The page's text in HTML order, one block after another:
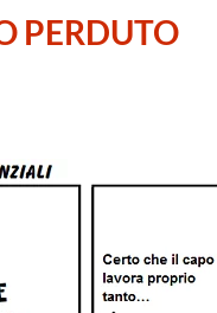
PERDUTO